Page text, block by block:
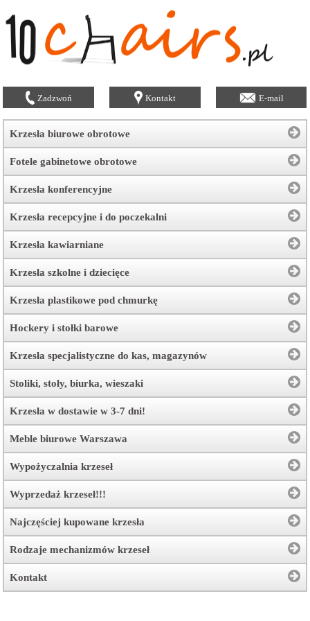
Zadzwoń Kontakt E-mail
Krzesła biurowe obrotowe
Fotele gabinetowe obrotowe
Krzesła konferencyjne
Krzesła recepcyjne i do poczekalni
Krzesła kawiarniane
Krzesła szkolne i dziecięce
Krzesła plastikowe pod chmurkę
Hockery i stołki barowe
Krzesła specjalistyczne do kas, magazynów
Stoliki, stoły, biurka, wieszaki
Krzesła w dostawie w 3-7 dni!
Meble biurowe Warszawa
Wypożyczalnia krzeseł
Wyprzedaż krzeseł!!!
Najczęściej kupowane krzesła
Rodzaje mechanizmów krzeseł
Kontakt